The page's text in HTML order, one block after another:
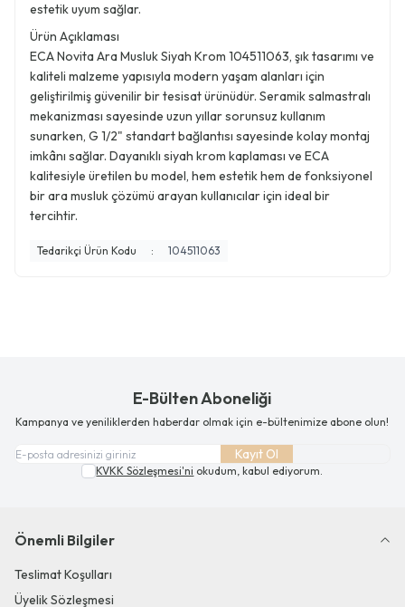
estetik uyum sağlar.
Ürün Açıklaması
ECA Novita Ara Musluk Siyah Krom 104511063, şık tasarımı ve
kaliteli malzeme yapısıyla modern yaşam alanları için
geliştirilmiş güvenilir bir tesisat ürünüdür. Seramik salmastralı
mekanizması sayesinde uzun yıllar sorunsuz kullanım
sunarken, G 1/2" standart bağlantısı sayesinde kolay montaj
imkânı sağlar. Dayanıklı siyah krom kaplaması ve ECA
kalitesiyle üretilen bu model, hem estetik hem de fonksiyonel
bir ara musluk çözümü arayan kullanıcılar için ideal bir
tercihtir.
Tedarikçi Ürün Kodu : 104511063
E-Bülten Aboneliği
Kampanya ve yeniliklerden haberdar olmak için e-bültenimize abone olun!
Kayıt Ol
KVKK Sözleşmesi'ni okudum, kabul ediyorum.
Önemli Bilgiler
Teslimat Koşulları
Üyelik Sözleşmesi